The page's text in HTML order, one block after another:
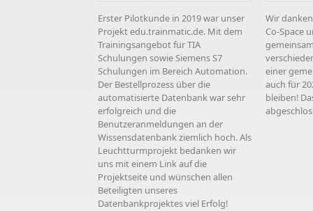
Erster Pilotkunde in 2019 war unser
Projekt edu.trainmatic.de. Mit dem
Trainingsangebot für TIA
Schulungen sowie Siemens S7
Schulungen im Bereich Automation.
Der Bestellprozess über die
automatisierte Datenbank war sehr
erfolgreich und die
Benutzeranmeldungen an der
Wissensdatenbank ziemlich hoch. Als
Leuchtturmprojekt bedanken wir
uns mit einem Link auf die
Projektseite und wünschen allen
Beteiligten unseres
Datenbankprojektes viel Erfolg!
Wir
Co-Space
einer
auch für
bleiben!